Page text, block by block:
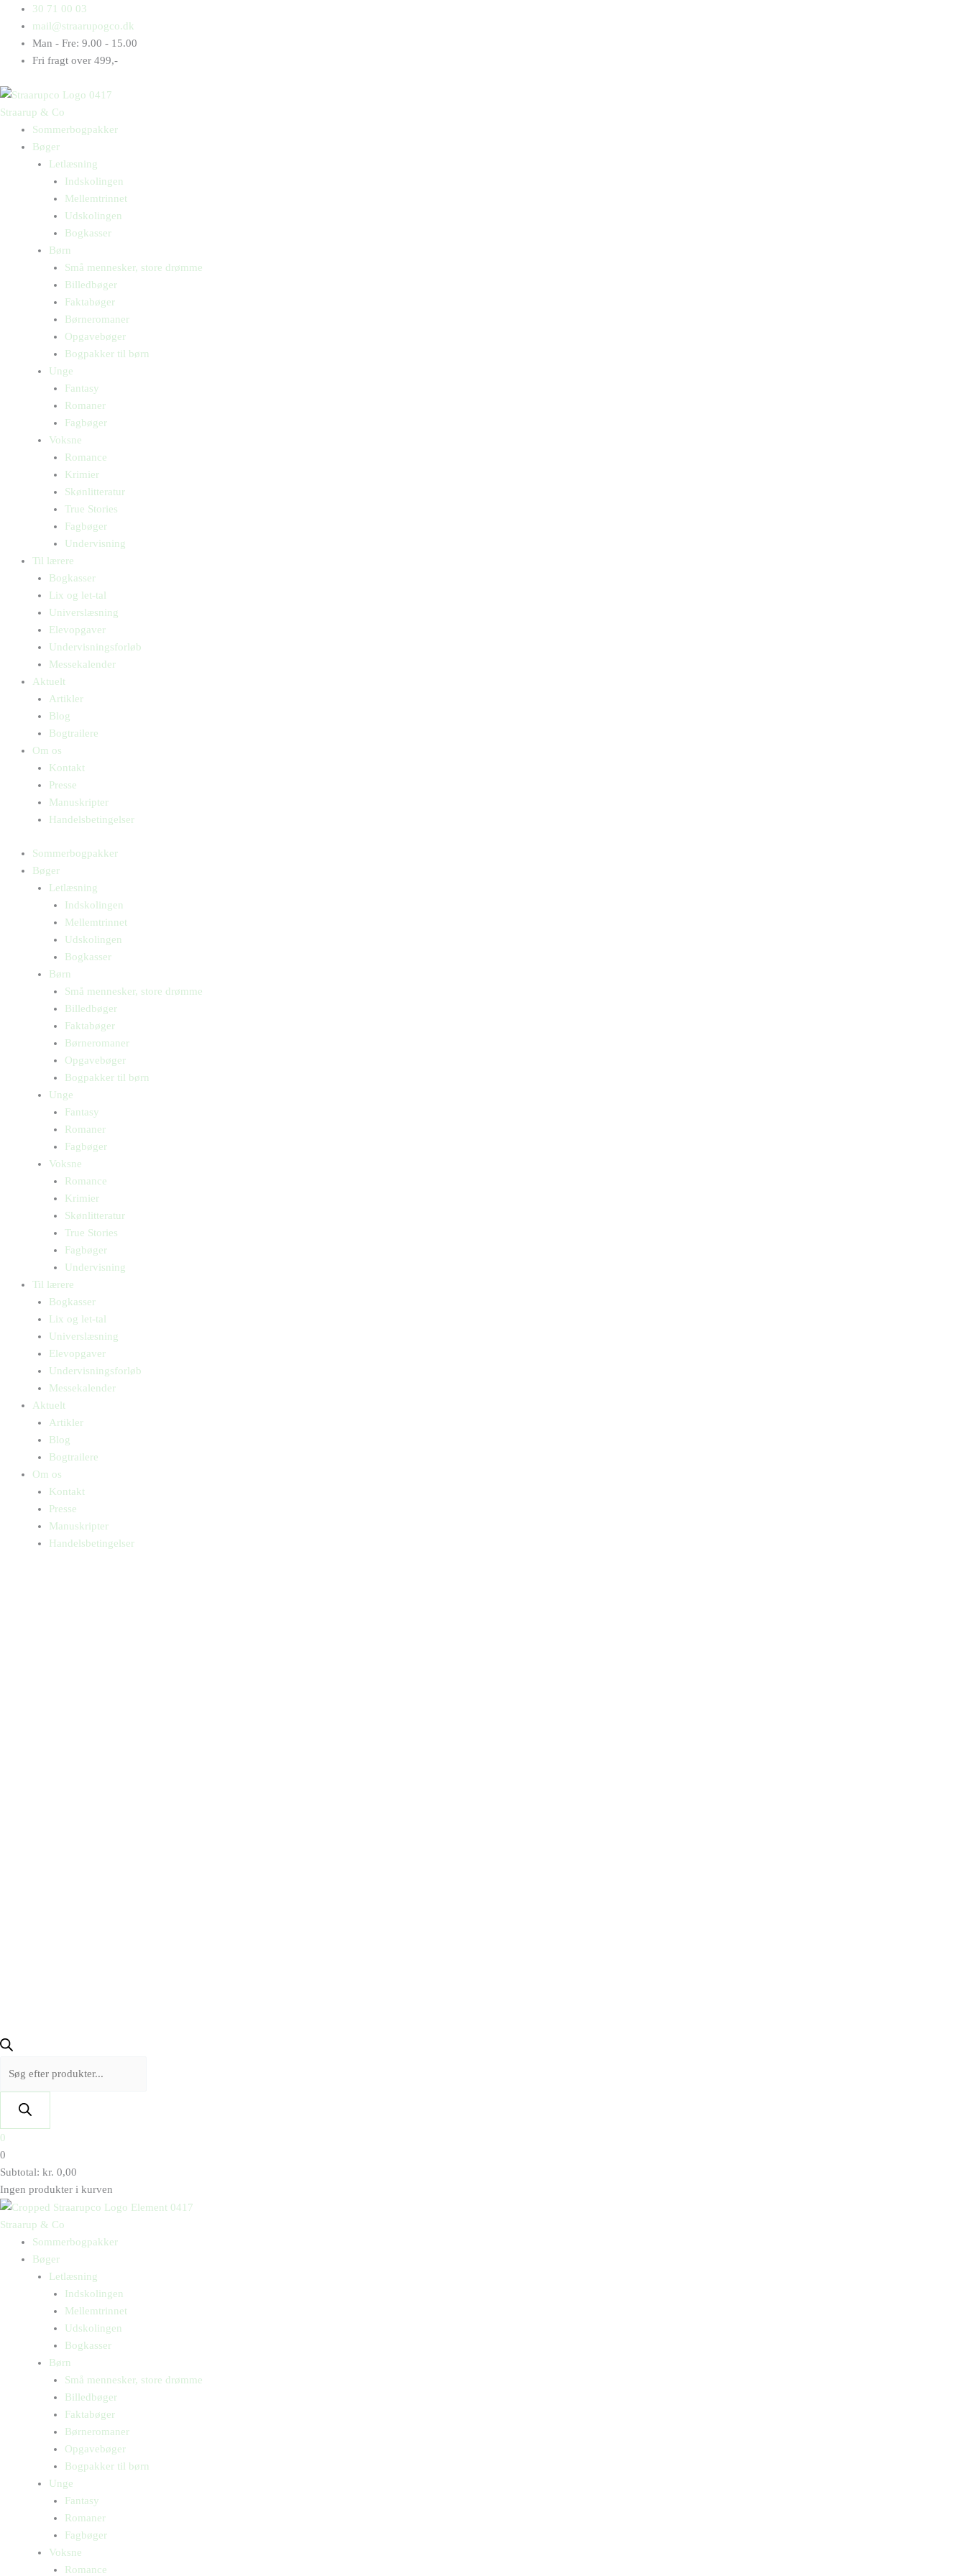
indholdet
30 71 00 03
mail@straarupogco.dk
Man - Fre: 9.00 - 15.00
Fri fragt over 499,-
Straarup & Co
Sommerbogpakker
Bøger
Letlæsning
Indskolingen
Mellemtrinnet
Udskolingen
Bogkasser
Børn
Små mennesker, store drømme
Billedbøger
Faktabøger
Børneromaner
Opgavebøger
Bogpakker til børn
Unge
Fantasy
Romaner
Fagbøger
Voksne
Romance
Krimier
Skønlitteratur
True Stories
Fagbøger
Undervisning
Til lærere
Bogkasser
Lix og let-tal
Universlæsning
Elevopgaver
Undervisningsforløb
Messekalender
Aktuelt
Artikler
Blog
Bogtrailere
Om os
Kontakt
Presse
Manuskripter
Handelsbetingelser
Sommerbogpakker
Bøger
Letlæsning
Indskolingen
Mellemtrinnet
Udskolingen
Bogkasser
Børn
Små mennesker, store drømme
Billedbøger
Faktabøger
Børneromaner
Opgavebøger
Bogpakker til børn
Unge
Fantasy
Romaner
Fagbøger
Voksne
Romance
Krimier
Skønlitteratur
True Stories
Fagbøger
Undervisning
Til lærere
Bogkasser
Lix og let-tal
Universlæsning
Elevopgaver
Undervisningsforløb
Messekalender
Aktuelt
Artikler
Blog
Bogtrailere
Om os
Kontakt
Presse
Manuskripter
Handelsbetingelser
Products
search
0
0
Subtotal: kr. 0,00
Ingen produkter i kurven
Straarup & Co
Sommerbogpakker
Bøger
Letlæsning
Indskolingen
Mellemtrinnet
Udskolingen
Bogkasser
Børn
Små mennesker, store drømme
Billedbøger
Faktabøger
Børneromaner
Opgavebøger
Bogpakker til børn
Unge
Fantasy
Romaner
Fagbøger
Voksne
Romance
Products
search
Huset
foden
antal